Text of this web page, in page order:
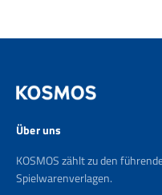
Über uns
KOSMOS zählt zu den
Spielwarenverlagen.